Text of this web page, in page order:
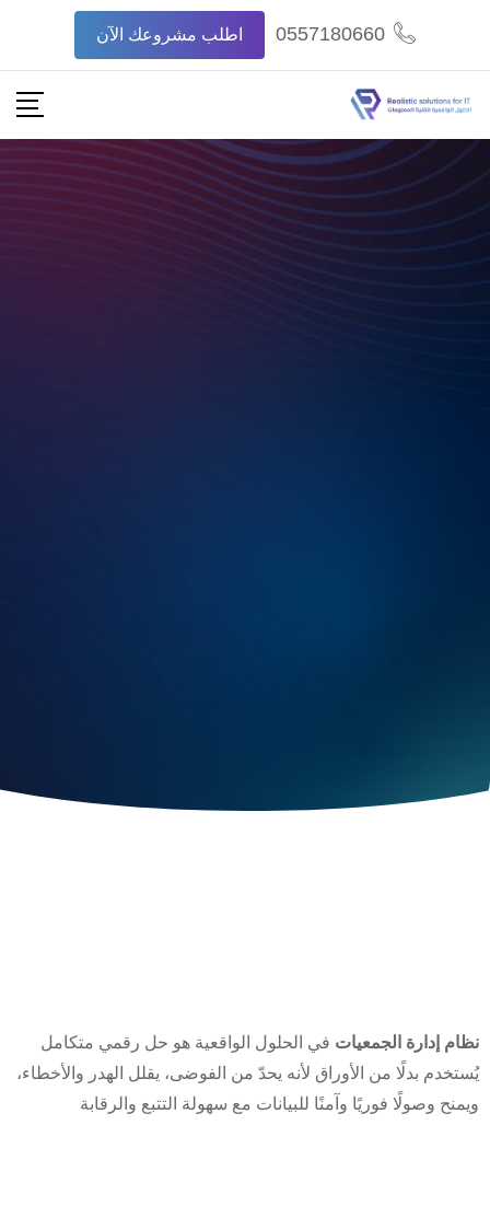
0557180660 اطلب مشروعك الآن
نظام إدارة الجمعيات في الحلول الواقعية هو حل رقمي متكامل
يُستخدم بدلًا من الأوراق لأنه يحدّ من الفوضى، يقلل الهدر والأخطاء،
ويمنح وصولًا فوريًا وآمنًا للبيانات مع سهولة التتبع والرقابة